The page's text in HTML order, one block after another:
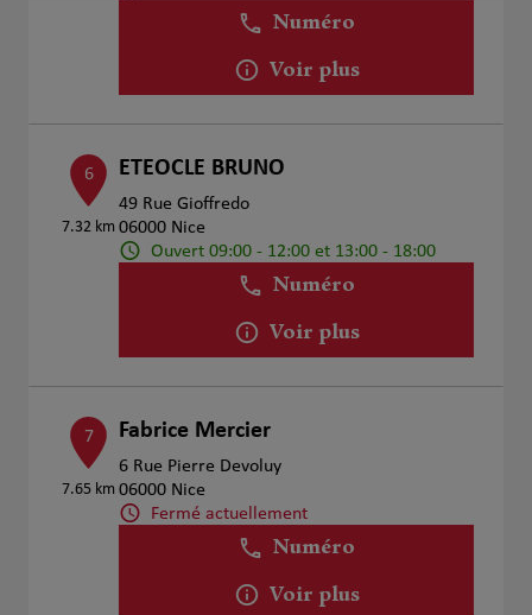
Numéro
Voir plus
6
7.32 km
ETEOCLE BRUNO
49 Rue Gioffredo
06000 Nice
Ouvert 09:00 - 12:00 et 13:00 - 18:00
Numéro
Voir plus
7
7.65 km
Fabrice Mercier
6 Rue Pierre Devoluy
06000 Nice
Fermé actuellement
Numéro
Voir plus